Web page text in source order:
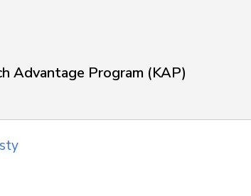
Advantage Program (KAP)